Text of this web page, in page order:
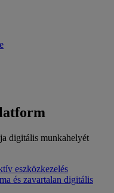
digitális munkahelyét
eszközkezelés
és zavartalan digitális